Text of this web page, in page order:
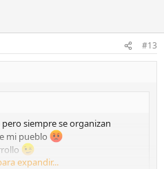
#13
siempre se organizan
mi pueblo
expandir...